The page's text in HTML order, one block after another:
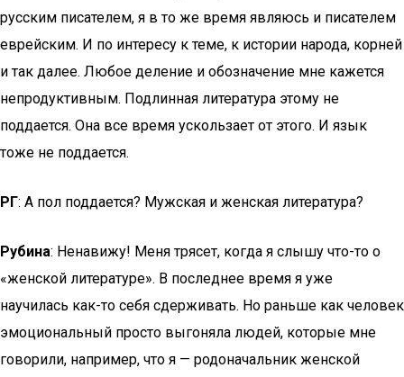
русским писателем, я в то же время являюсь и писателем
еврейским. И по интересу к теме, к истории народа, корней
и так далее. Любое деление и обозначение мне кажется
непродуктивным. Подлинная литература этому не
поддается. Она все время ускользает от этого. И язык
тоже не поддается.
РГ: А пол поддается? Мужская и женская литература?
Рубина: Ненавижу! Меня трясет, когда я слышу что-то о
«женской литературе». В последнее время я уже
научилась как-то себя сдерживать. Но раньше как человек
эмоциональный просто выгоняла людей, которые мне
говорили, например, что я — родоначальник женской